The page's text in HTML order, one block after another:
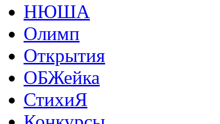
НЮША
Олимп
Открытия
ОБЖейка
СтихиЯ